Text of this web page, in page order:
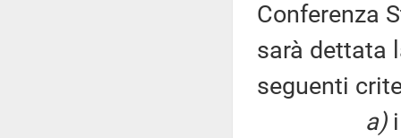
Conferenza
sarà dettata
seguenti
a)